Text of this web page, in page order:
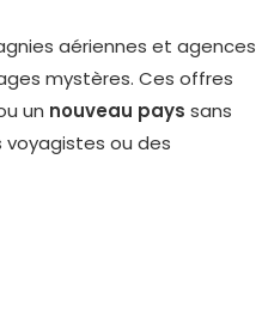
aériennes et agences
mystères. Ces offres
un nouveau pays sans
voyagistes ou des